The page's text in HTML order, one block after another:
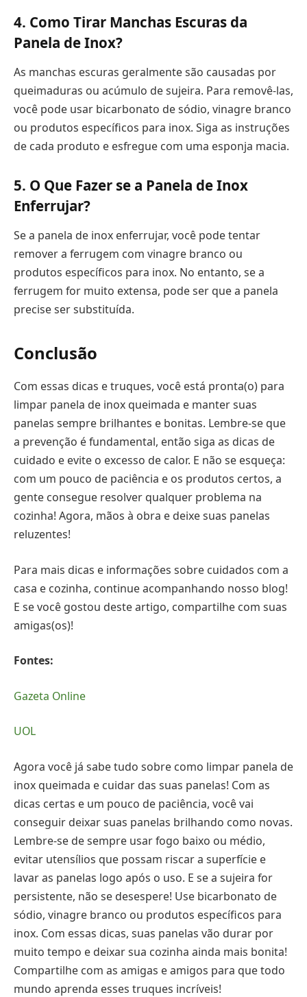
4. Como Tirar Manchas Escuras da
Panela de Inox?
As manchas escuras geralmente são causadas por
queimaduras ou acúmulo de sujeira. Para removê-las,
você pode usar bicarbonato de sódio, vinagre branco
ou produtos específicos para inox. Siga as instruções
de cada produto e esfregue com uma esponja macia.
5. O Que Fazer se a Panela de Inox
Enferrujar?
Se a panela de inox enferrujar, você pode tentar
remover a ferrugem com vinagre branco ou
produtos específicos para inox. No entanto, se a
ferrugem for muito extensa, pode ser que a panela
precise ser substituída.
Conclusão
Com essas dicas e truques, você está pronta(o) para
limpar panela de inox queimada e manter suas
panelas sempre brilhantes e bonitas. Lembre-se que
a prevenção é fundamental, então siga as dicas de
cuidado e evite o excesso de calor. E não se esqueça:
com um pouco de paciência e os produtos certos, a
gente consegue resolver qualquer problema na
cozinha! Agora, mãos à obra e deixe suas panelas
reluzentes!
Para mais dicas e informações sobre cuidados com a
casa e cozinha, continue acompanhando nosso blog!
E se você gostou deste artigo, compartilhe com suas
amigas(os)!
Fontes:
Gazeta Online
UOL
Agora você já sabe tudo sobre como limpar panela de
inox queimada e cuidar das suas panelas! Com as
dicas certas e um pouco de paciência, você vai
conseguir deixar suas panelas brilhando como novas.
Lembre-se de sempre usar fogo baixo ou médio,
evitar utensílios que possam riscar a superfície e
lavar as panelas logo após o uso. E se a sujeira for
persistente, não se desespere! Use bicarbonato de
sódio, vinagre branco ou produtos específicos para
inox. Com essas dicas, suas panelas vão durar por
muito tempo e deixar sua cozinha ainda mais bonita!
Compartilhe com as amigas e amigos para que todo
mundo aprenda esses truques incríveis!